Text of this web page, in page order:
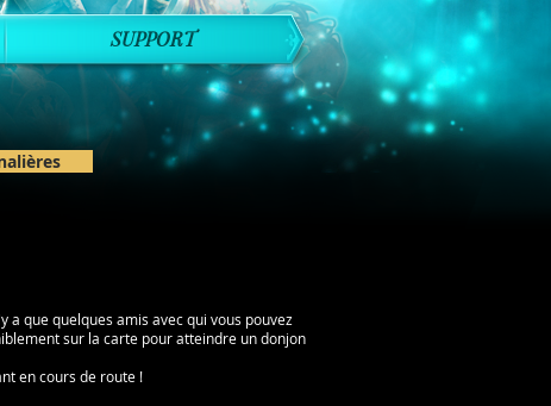
que quelques amis avec qui vous pouvez
sur la carte pour atteindre un donjon
en cours de route !
SUPPORT